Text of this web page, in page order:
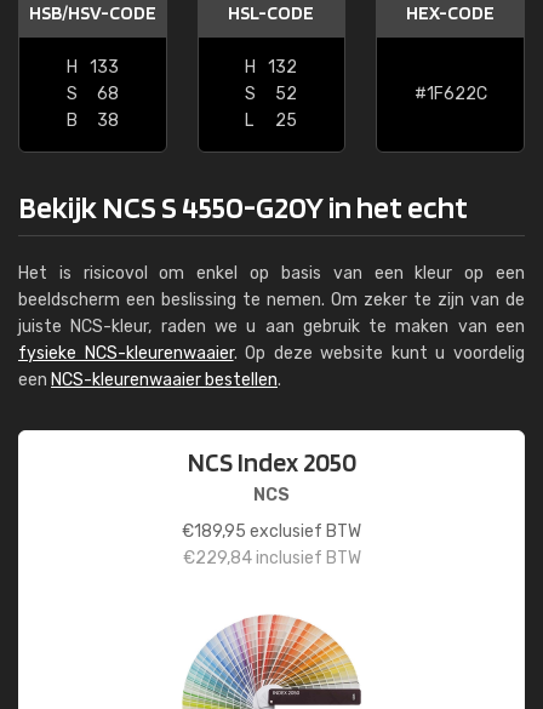
HSB/HSV-CODE
H
133
S
68
B
38
HSL-CODE
H
132
S
52
L
25
HEX-CODE
#1F622C
Bekijk NCS S 4550-G20Y in het echt
Het is risicovol om enkel op basis van een kleur op een
beeldscherm een beslissing te nemen. Om zeker te zijn van de
juiste NCS-kleur, raden we u aan gebruik te maken van een
fysieke NCS-kleurenwaaier. Op deze website kunt u voordelig
een NCS-kleurenwaaier bestellen.
NCS Index 2050
NCS
€189,95 exclusief BTW
€229,84inclusief BTW